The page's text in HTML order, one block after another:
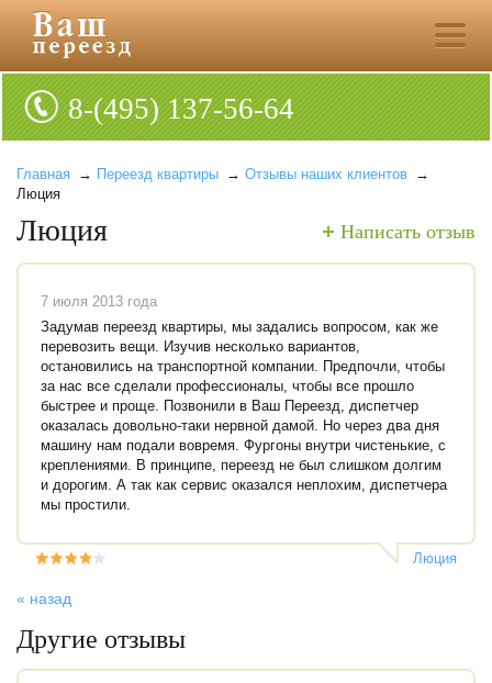
8-(495) 137-56-64
Главная → Переезд квартиры → Отзывы наших клиентов →
Люция
Написать отзыв
Люция
7 июля 2013 года
Задумав переезд квартиры, мы задались вопросом, как же
перевозить вещи. Изучив несколько вариантов,
остановились на транспортной компании. Предпочли, чтобы
за нас все сделали профессионалы, чтобы все прошло
быстрее и проще. Позвонили в Ваш Переезд, диспетчер
оказалась довольно-таки нервной дамой. Но через два дня
машину нам подали вовремя. Фургоны внутри чистенькие, с
креплениями. В принципе, переезд не был слишком долгим
и дорогим. А так как сервис оказался неплохим, диспетчера
мы простили.
Люция
« назад
Другие отзывы